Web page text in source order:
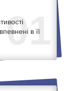
01
в її